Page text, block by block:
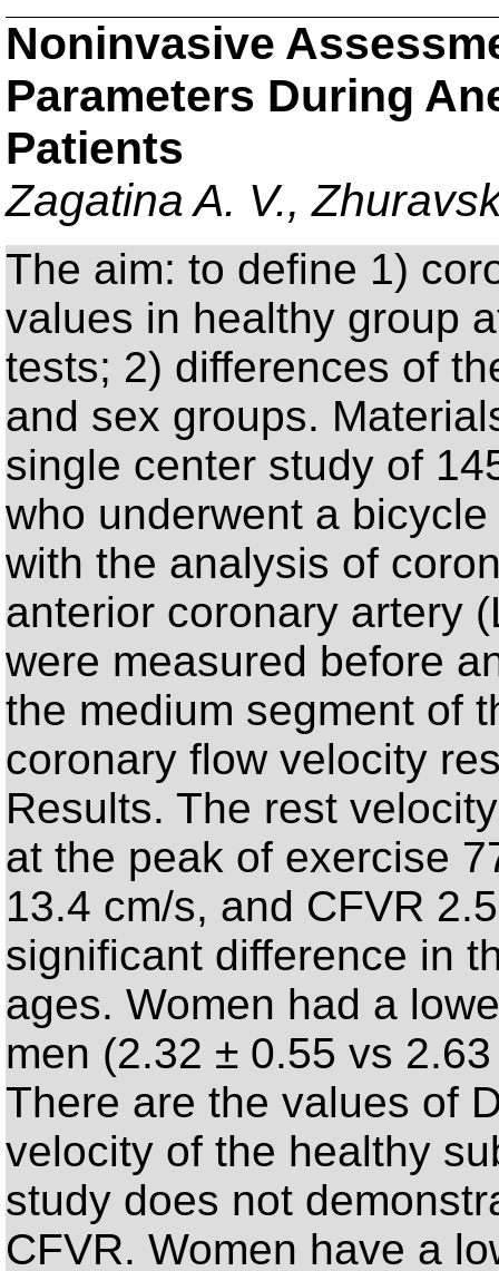
Noninvasive
Parameters During
Patients
Zagatina A. V.,
The aim: to define 1)
values in healthy group
tests; 2) differences of
and sex groups.
single center study of
who underwent a
with the analysis of
anterior coronary artery
were measured before
the medium segment of
coronary flow velocity
Results. The rest
at the peak of exercise
13.4 cm/s, and CFVR
significant difference in
ages. Women had a
men (2.32 ± 0.55 vs
There are the values of
velocity of the healthy
study does not
CFVR. Women have a